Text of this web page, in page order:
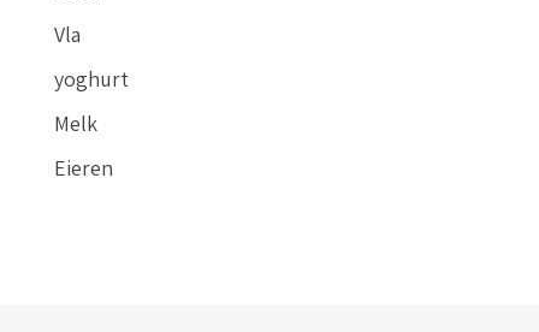
Vla
yoghurt
Melk
Eieren